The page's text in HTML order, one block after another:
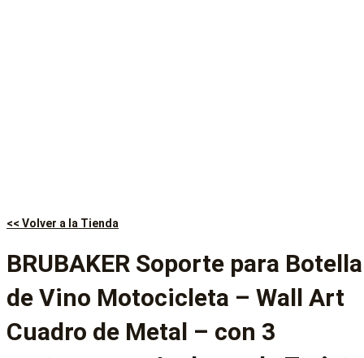
<< Volver a la Tienda
BRUBAKER Soporte para Botella
de Vino Motocicleta – Wall Art
Cuadro de Metal – con 3